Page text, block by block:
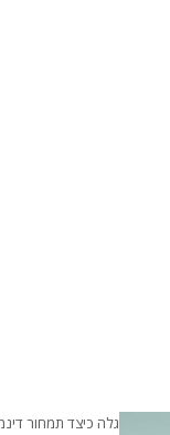
גלה כיצד תמחור